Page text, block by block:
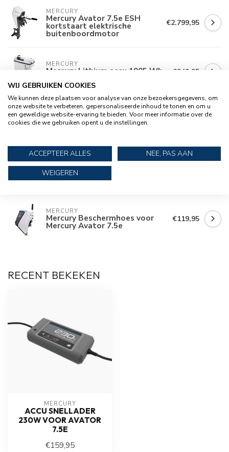
MERCURY
Mercury Avator 7.5e ESH
kortstaart elektrische
buitenboordmotor
€2.799,95
MERCURY
Mercury Lithium accu 1005 Wh €949,95
QUICKSILVER
Quicksilver Spiegelslot voor
Avator 7.5e
MERCURY
Mercury Rugtas voor Mercury
Avator 7.5e accu
MERCURY
Mercury Beschermhoes voor
Mercury Avator 7.5e
€119,95
RECENT BEKEKEN
MERCURY
ACCU SNELLADER
230W VOOR AVATOR
7.5E
€159,95
WIJ GEBRUIKEN COOKIES
We kunnen deze plaatsen voor analyse van onze bezoekersgegevens, om
onze website te verbeteren, gepersonaliseerde inhoud te tonen en om u
een geweldige website-ervaring te bieden. Voor meer informatie over de
cookies die we gebruiken opent u de instellingen.
ACCEPTEER ALLES
NEE, PAS AAN
WEIGEREN